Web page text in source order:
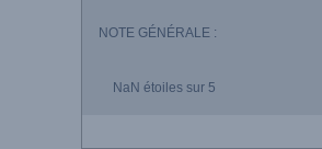
NOTE GÉNÉRALE :
NaN étoiles sur 5